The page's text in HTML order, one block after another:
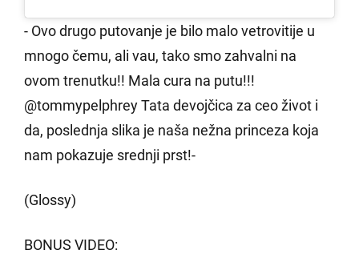
- Ovo drugo putovanje je bilo malo vetrovitije u
mnogo čemu, ali vau, tako smo zahvalni na
ovom trenutku!! Mala cura na putu!!!
@tommypelphrey Tata devojčica za ceo život i
da, poslednja slika je naša nežna princeza koja
nam pokazuje srednji prst!-
(Glossy)
BONUS VIDEO: